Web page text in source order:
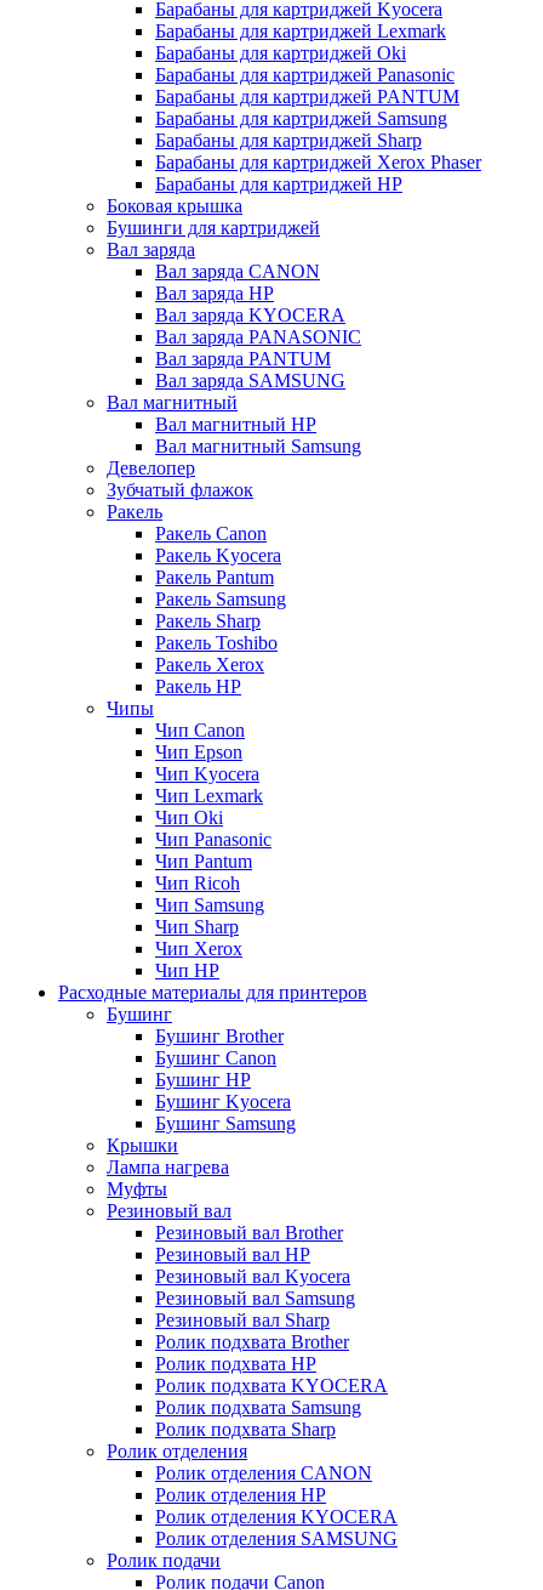
Барабаны для картриджей Kyocera
Барабаны для картриджей Lexmark
Барабаны для картриджей Oki
Барабаны для картриджей Panasonic
Барабаны для картриджей PANTUM
Барабаны для картриджей Samsung
Барабаны для картриджей Sharp
Барабаны для картриджей Xerox Phaser
Барабаны для картриджей НР
Боковая крышка
Бушинги для картриджей
Вал заряда
Вал заряда CANON
Вал заряда HP
Вал заряда KYOCERA
Вал заряда PANASONIC
Вал заряда PANTUM
Вал заряда SAMSUNG
Вал магнитный
Вал магнитный HP
Вал магнитный Samsung
Девелопер
Зубчатый флажок
Ракель
Ракель Canon
Ракель Kyocera
Ракель Pantum
Ракель Samsung
Ракель Sharp
Ракель Toshibo
Ракель Xerox
Ракель НР
Чипы
Чип Canon
Чип Epson
Чип Kyocera
Чип Lexmark
Чип Oki
Чип Panasonic
Чип Pantum
Чип Ricoh
Чип Samsung
Чип Sharp
Чип Xerox
Чип НР
Расходные материалы для принтеров
Бушинг
Бушинг Brother
Бушинг Canon
Бушинг HP
Бушинг Kyocera
Бушинг Samsung
Крышки
Лампа нагрева
Муфты
Резиновый вал
Резиновый вал Brother
Резиновый вал HP
Резиновый вал Kyocera
Резиновый вал Samsung
Резиновый вал Sharp
Ролик подхвата Brother
Ролик подхвата HP
Ролик подхвата KYOCERA
Ролик подхвата Samsung
Ролик подхвата Sharp
Ролик отделения
Ролик отделения CANON
Ролик отделения HP
Ролик отделения KYOCERA
Ролик отделения SAMSUNG
Ролик подачи
Ролик подачи Canon